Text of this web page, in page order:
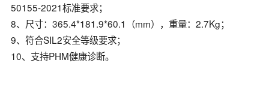
50155-2021标准要求；
8、尺寸：365.4*181.9*60.1（mm），重量：2.7Kg；
9、符合SIL2安全等级要求；
10、支持PHM健康诊断。